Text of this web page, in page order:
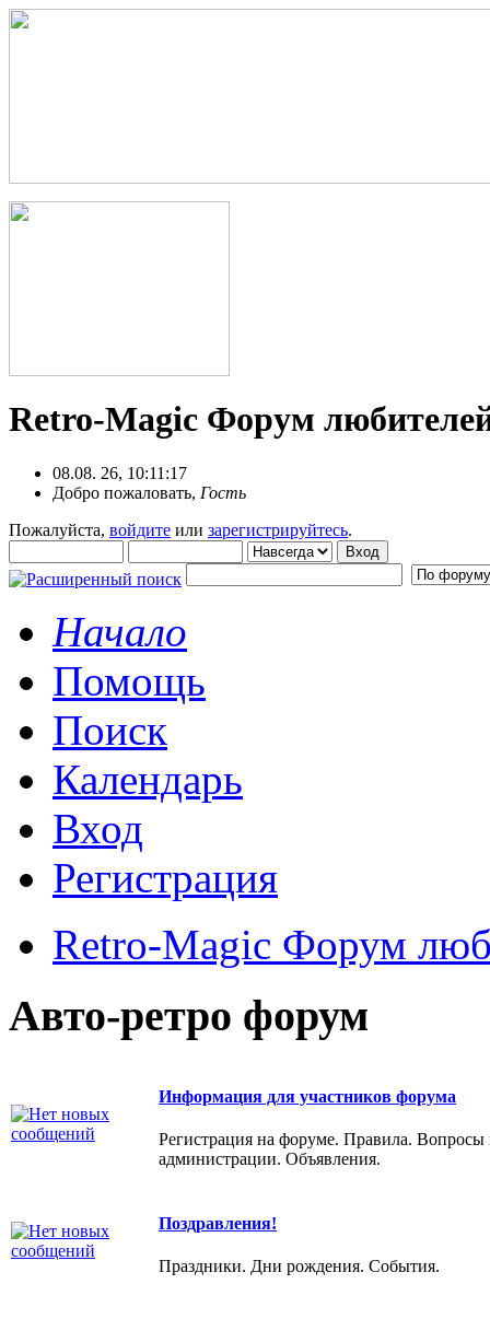
Retro-Magic Форум
08.08. 26, 10:11:17
Добро пожаловать, Гость
Пожалуйста, войдите или зарегистрируйтесь.
Начало
Помощь
Поиск
Календарь
Вход
Регистрация
Retro-Magic Форум
Авто-ретро форум
Информация для участников форума
Регистрация на форуме. Правила. Вопросы
администрации. Объявления.
Поздравления!
Праздники. Дни рождения. События.